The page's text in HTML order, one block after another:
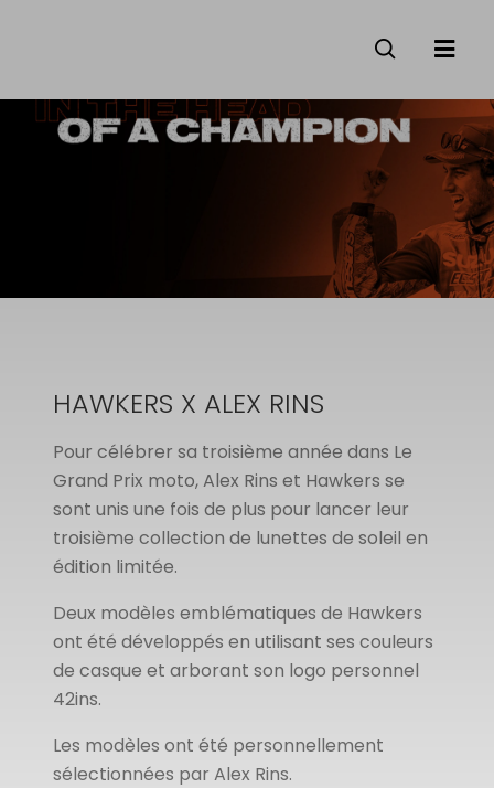
HAWKERS X ALEX RINS
Pour célébrer sa troisième année dans Le
Grand Prix moto, Alex Rins et Hawkers se
sont unis une fois de plus pour lancer leur
troisième collection de lunettes de soleil en
édition limitée.
Deux modèles emblématiques de Hawkers
ont été développés en utilisant ses couleurs
de casque et arborant son logo personnel
42ins.
Les modèles ont été personnellement
sélectionnées par Alex Rins.